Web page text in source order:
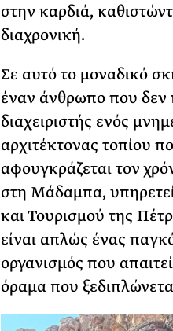
στην καρδιά,
διαχρονική.
Σε αυτό το μοναδικό
έναν άνθρωπο που δεν
διαχειριστής ενός
αρχιτέκτονας τοπίου
αφουγκράζεται τον
στη Μάδαμπα,
και Τουρισμού της
είναι απλώς ένας
οργανισμός που
όραμα που